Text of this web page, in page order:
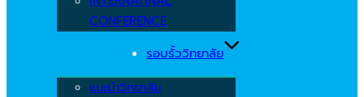
CONFERENCE
รอบรั้ววิทยาลัย
แนะนำวิทยาลัย